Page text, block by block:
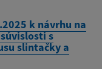
k návrhu na
s
slintačky a